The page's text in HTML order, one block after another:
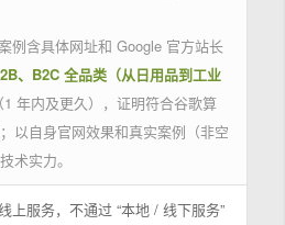
例含具体网址和 Google 官方站长
、B2C 全品类（从日用品到工业
年内及更久），证明符合谷歌算
以自身官网效果和真实案例（非空
术实力。
上服务，不通过 “本地 / 线下服务”